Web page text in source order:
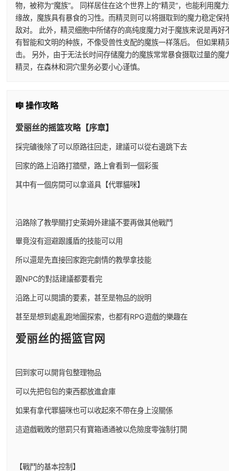
物，被称为“魔族”。 同样居住在这个世界上的“精灵”，也能利用
缘故，魔族具有暴食的习性。而精灵则可以将摄取到的魔力稳定
敌对。 此外，精灵细胞中所储存的高纯度魔力对于魔族来说是再
有智能和文明的种族，不像受兽性支配的魔族一样落后。 但如果
击。 另外，由于无法长时间存储魔力的魔族常常暴食摄取过量的
精灵，在森林和洞穴里务必要小心谨慎。
🎼 操作攻略
爱丽丝的摇篮攻略【序章】
採完礦後除了可以原路往回走，建議可以從右邊跳下去
回家的路上沿路打牆壁，路上會看到一個彩蛋
其中有一個房間可以拿道具【代罪貓咪】
沿路除了教學關打史萊姆外建議不要再做其他戰鬥
畢竟沒有迴避跟護盾的技能可以用
所以還是先直接回家跑完劇情的教學拿技能
跟NPC的對話建議都要看完
沿路上可以閱讀的要素，甚至是物品的說明
甚至是想到處亂跑地圖探索，也都有RPG遊戲的樂趣在
爱丽丝的摇篮官网
回到家可以開背包整理物品
可以先把包包的東西都放進倉庫
如果有拿代罪貓咪也可以收起來不帶在身上沒關係
這遊戲戰敗的懲罰只有寶箱通通被以危險度零強制打開
【戰鬥的基本控制】